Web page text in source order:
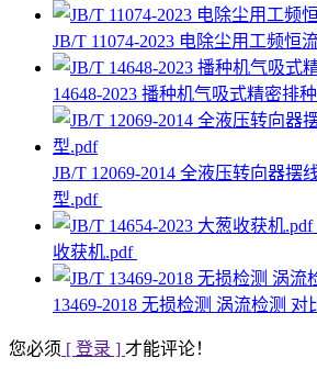
JB/T 11074-2023 电除尘用工频恒
14648-2023 播种机气吸式精密排
JB/T 12069-2014 全液压转向器摆
型.pdf
收获机.pdf
13469-2018 无损检测 涡流检测 对
您必须 [ 登录 ] 才能评论！